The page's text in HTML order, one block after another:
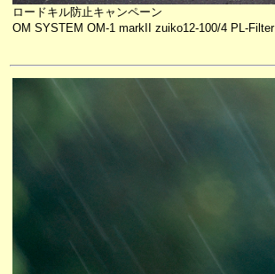
ロードキル防止キャンペーン
OM SYSTEM OM-1 markII zuiko12-100/4 PL-Filter